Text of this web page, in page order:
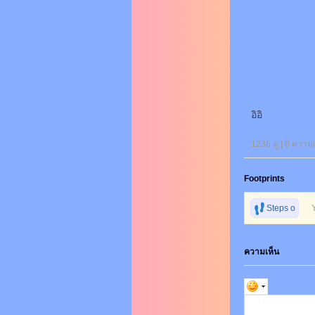
อิอิ
1236 ดู | 0 ความ
Footprints
Steps o
ความเห็น